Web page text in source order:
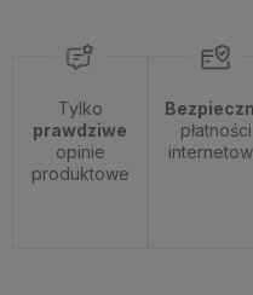
Tylko
prawdziwe
opinie
produktowe
płatności